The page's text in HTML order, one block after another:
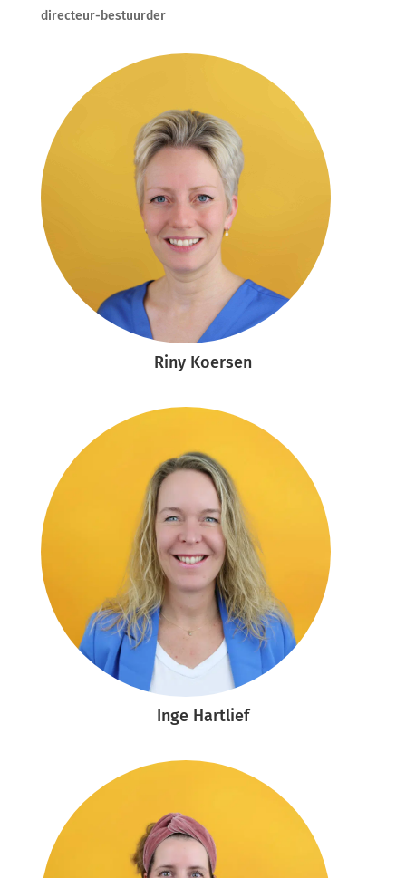
directeur-bestuurder
Riny Koersen
Inge Hartlief